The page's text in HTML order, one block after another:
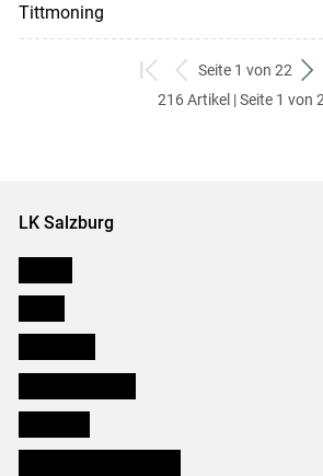
Tittmoning
zum
ersten
zurück
zum
Seite 1 von 22
216 Artikel | Seite 1 von
LK Salzburg